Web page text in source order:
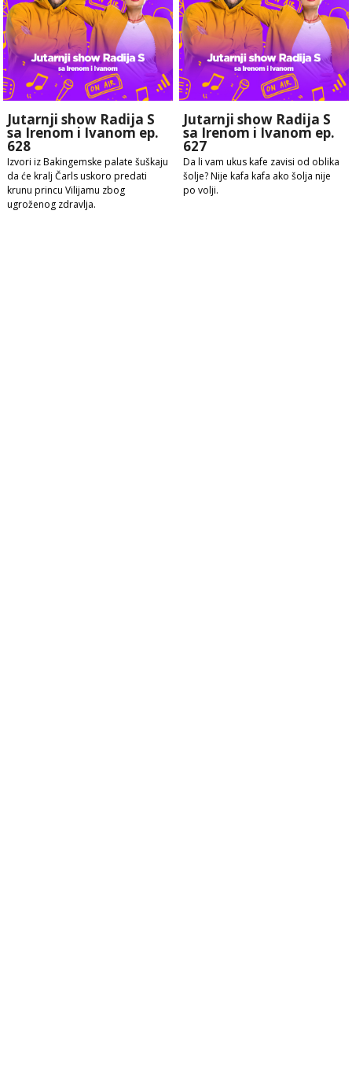
Jutarnji show Radija S
sa Irenom i Ivanom ep.
628
Izvori iz Bakingemske palate šuškaju
da će kralj Čarls uskoro predati
krunu princu Vilijamu zbog
ugroženog zdravlja.
Jutarnji show Radija S
sa Irenom i Ivanom ep.
627
Da li vam ukus kafe zavisi od oblika
šolje? Nije kafa kafa ako šolja nije
po volji.